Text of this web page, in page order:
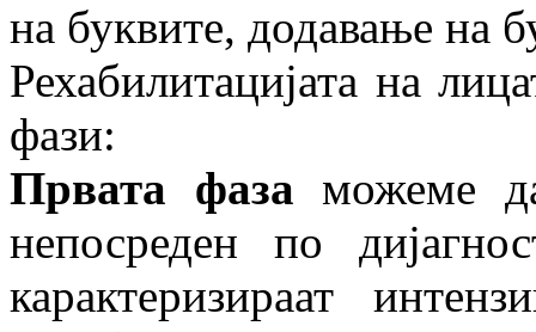
на буквите, додавање на
Рехабилитацијата на
фази:
Првата фаза можеме
непосреден по
карактеризираат